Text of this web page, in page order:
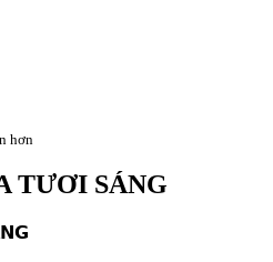
hơn
TƯƠI SÁNG